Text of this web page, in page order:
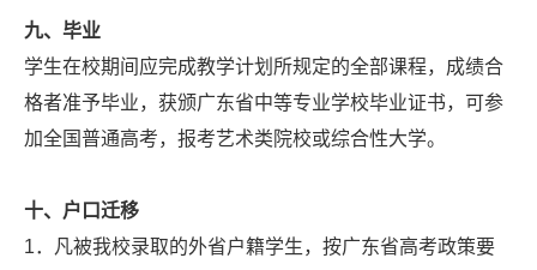
九、毕业
学生在校期间应完成教学计划所规定的全部课程，成绩合
格者准予毕业，获颁广东省中等专业学校毕业证书，可参
加全国普通高考，报考艺术类院校或综合性大学。
十、户口迁移
1．凡被我校录取的外省户籍学生，按广东省高考政策要